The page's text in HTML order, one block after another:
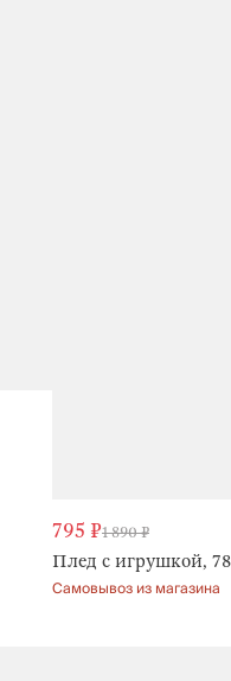
795 ₽1 890 ₽
Плед с игрушкой,
Самовывоз из магазина